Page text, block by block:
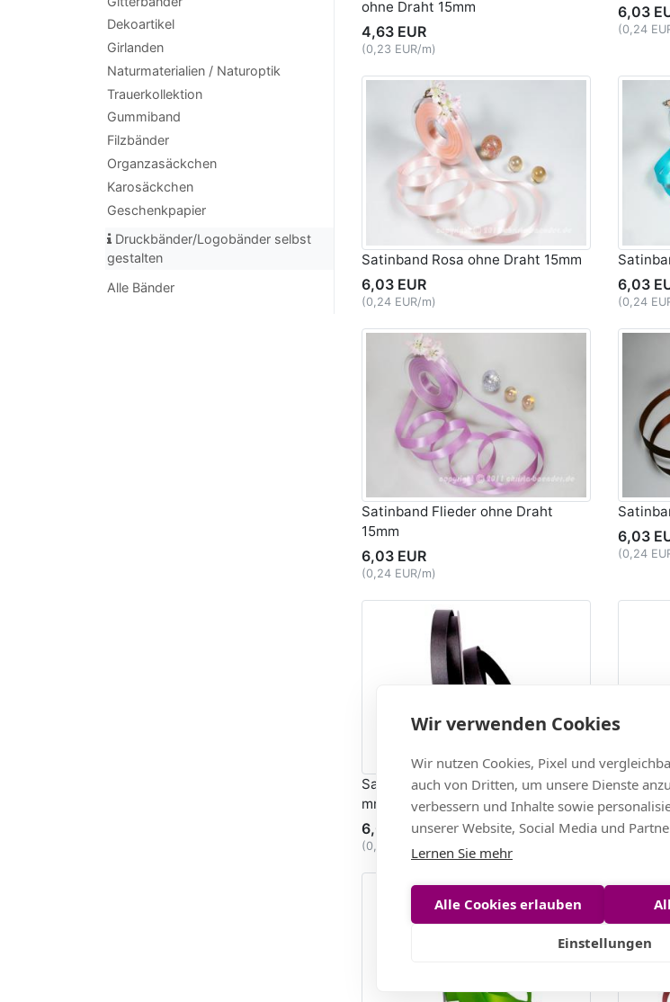
Dekoartikel
Girlanden
Naturmaterialien / Naturoptik
Trauerkollektion
Gummiband
Filzbänder
Organzasäckchen
Karosäckchen
Geschenkpapier
Druckbänder/Logobänder selbst
gestalten
Alle Bänder
ohne Draht 15mm
4,63 EUR
(0,23 EUR/m)
6,03
(0,24
Satinband Rosa ohne Draht 15mm
6,03 EUR
(0,24 EUR/m)
6,03
(0,24
Satinband Flieder ohne Draht
15mm
6,03 EUR
(0,24 EUR/m)
6,03
(0,24
Satinband Schwarz ohne Draht 15
mm
6,03 EUR
(0,24 EUR/m)
mm
6,03
Wir verwenden Cookies
Wir nutzen Cookies, Pixel und
auch von Dritten, um unsere Dienste
verbessern und Inhalte sowie
unserer Website, Social Media und
Lernen Sie mehr
Alle Cookies erlauben
Einstellungen